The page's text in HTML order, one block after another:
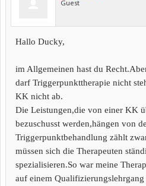
Guest
Hallo Ducky,
im Allgemeinen hast du
darf Triggerpunkttherapie nicht
KK nicht ab.
Die Leistungen,die von einer KK
bezuschusst werden,hängen von
Triggerpunktbehandlung zählt
müssen sich die Therapeuten
spezialisieren.So war meine
auf einem